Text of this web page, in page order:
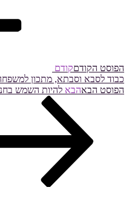
הפוסט הקודםקודם
כבוד לסבא וסבתא, מתכון
הפוסט הבאהבא להיות השמש